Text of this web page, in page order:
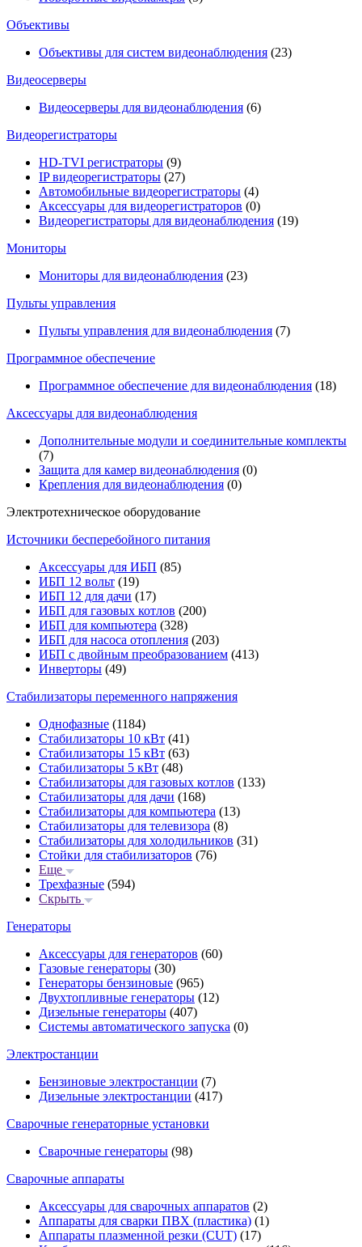
Объективы
Объективы для систем видеонаблюдения (23)
Видеосерверы
Видеосерверы для видеонаблюдения (6)
Видеорегистраторы
HD-TVI регистраторы (9)
IP видеорегистраторы (27)
Автомобильные видеорегистраторы (4)
Аксессуары для видеорегистраторов (0)
Видеорегистраторы для видеонаблюдения (19)
Мониторы
Мониторы для видеонаблюдения (23)
Пульты управления
Пульты управления для видеонаблюдения (7)
Программное обеспечение
Программное обеспечение для видеонаблюдения (18)
Аксессуары для видеонаблюдения
Дополнительные модули и соединительные комплекты
(7)
Защита для камер видеонаблюдения (0)
Крепления для видеонаблюдения (0)
Электротехническое оборудование
Источники бесперебойного питания
Аксессуары для ИБП (85)
ИБП 12 вольт (19)
ИБП 12 для дачи (17)
ИБП для газовых котлов (200)
ИБП для компьютера (328)
ИБП для насоса отопления (203)
ИБП с двойным преобразованием (413)
Инверторы (49)
Стабилизаторы переменного напряжения
Однофазные (1184)
Стабилизаторы 10 кВт (41)
Стабилизаторы 15 кВт (63)
Стабилизаторы 5 кВт (48)
Стабилизаторы для газовых котлов (133)
Стабилизаторы для дачи (168)
Стабилизаторы для компьютера (13)
Стабилизаторы для телевизора (8)
Стабилизаторы для холодильников (31)
Стойки для стабилизаторов (76)
Еще
Трехфазные (594)
Скрыть
Генераторы
Аксессуары для генераторов (60)
Газовые генераторы (30)
Генераторы бензиновые (965)
Двухтопливные генераторы (12)
Дизельные генераторы (407)
Системы автоматического запуска (0)
Электростанции
Бензиновые электростанции (7)
Дизельные электростанции (417)
Сварочные генераторные установки
Сварочные генераторы (98)
Сварочные аппараты
Аксессуары для сварочных аппаратов (2)
Аппараты для сварки ПВХ (пластика) (1)
Аппараты плазменной резки (CUT) (17)